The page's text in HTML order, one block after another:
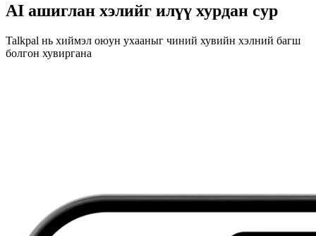
AI ашиглан хэлийг илүү хурдан сур
Talkpal нь хиймэл оюун ухааныг чиний хувийн хэлний багш
болгон хувиргана